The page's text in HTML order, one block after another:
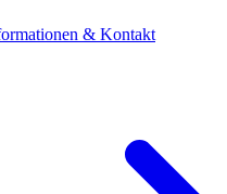
& Kontakt